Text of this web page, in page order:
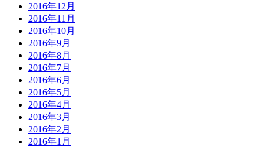
2016年12月
2016年11月
2016年10月
2016年9月
2016年8月
2016年7月
2016年6月
2016年5月
2016年4月
2016年3月
2016年2月
2016年1月